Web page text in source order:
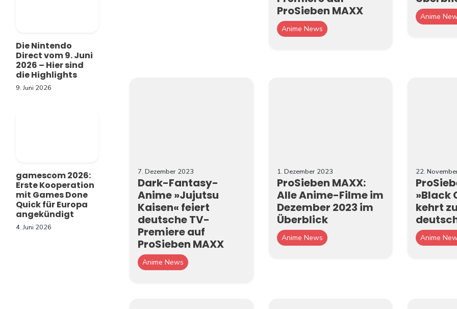
Die Nintendo
Direct vom 9. Juni
2026 – Hier sind
die Highlights
9. Juni 2026
gamescom 2026:
Erste Kooperation
mit Games Done
Quick für Europa
angekündigt
4. Juni 2026
ProSieben MAXX
Anime News
Anime
7. Dezember 2023
Dark-Fantasy-
Anime »Jujutsu
Kaisen« feiert
deutsche TV-
Premiere auf
ProSieben MAXX
Anime News
1. Dezember 2023
ProSieben MAXX:
Alle Anime-Filme im
Dezember 2023 im
Überblick
Anime News
22.
»Black
kehrt
Anime